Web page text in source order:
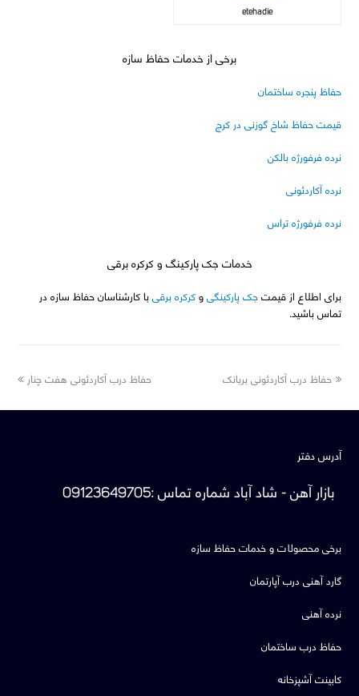
etehadie
برخی از خدمات حفاظ سازه
حفاظ پنجره ساختمان
قیمت حفاظ شاخ گوزنی در کرج
نرده فرفورژه بالکن
نرده آکاردئونی
نرده فرفورژه تراس
خدمات جک پارکینگ و کرکره برقی
برای اطلاع از قیمتجک پارکینگیوکرکره برقی با کارشناسان حفاظ سازه در
تماس باشید.
previous
حفاظ درب آکاردئونی بریانک
next
حفاظ درب آکاردئونی هفت چنار
آدرس دفتر
بازار آهن - شاد آبادشماره تماس:
09123649705
برخی محصولات و خدمات حفاظ سازه
گارد آهنی درب آپارتمان
نرده آهنی
حفاظ درب ساختمان
کابینت آشپزخانه